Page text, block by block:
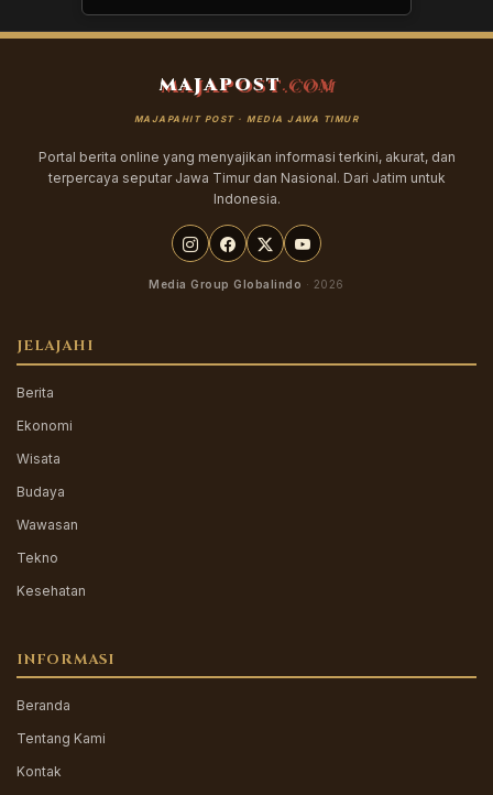
MAJAPOST.COM
MAJAPAHIT POST · MEDIA JAWA TIMUR
Portal berita online yang menyajikan informasi terkini, akurat, dan
terpercaya seputar Jawa Timur dan Nasional. Dari Jatim untuk
Indonesia.
Media Group Globalindo · 2026
JELAJAHI
Berita
Ekonomi
Wisata
Budaya
Wawasan
Tekno
Kesehatan
INFORMASI
Beranda
Tentang Kami
Kontak